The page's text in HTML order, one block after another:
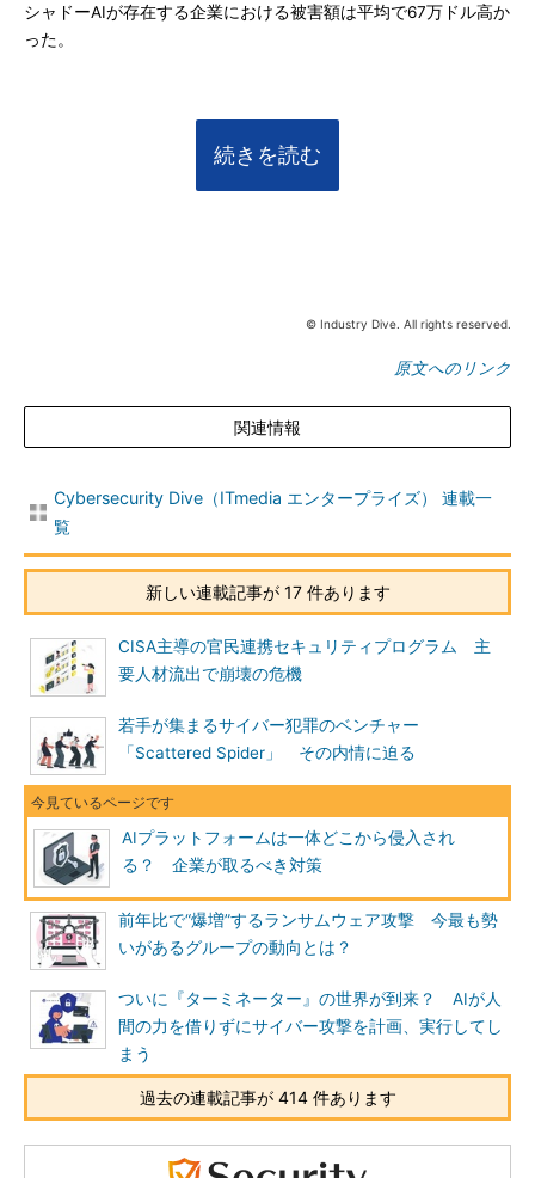
シャドーAIが存在する企業における被害額は平均で67万ドル高か
った。
続きを読む
© Industry Dive. All rights reserved.
原文へのリンク
関連情報
Cybersecurity Dive（ITmedia エンタープライズ） 連載一
覧
新しい連載記事が 17 件あります
CISA主導の官民連携セキュリティプログラム 主
要人材流出で崩壊の危機
若手が集まるサイバー犯罪のベンチャー
「Scattered Spider」 その内情に迫る
AIプラットフォームは一体どこから侵入され
る？ 企業が取るべき対策
前年比で“爆増”するランサムウェア攻撃 今最も勢
いがあるグループの動向とは？
ついに『ターミネーター』の世界が到来？ AIが人
間の力を借りずにサイバー攻撃を計画、実行してし
まう
過去の連載記事が 414 件あります